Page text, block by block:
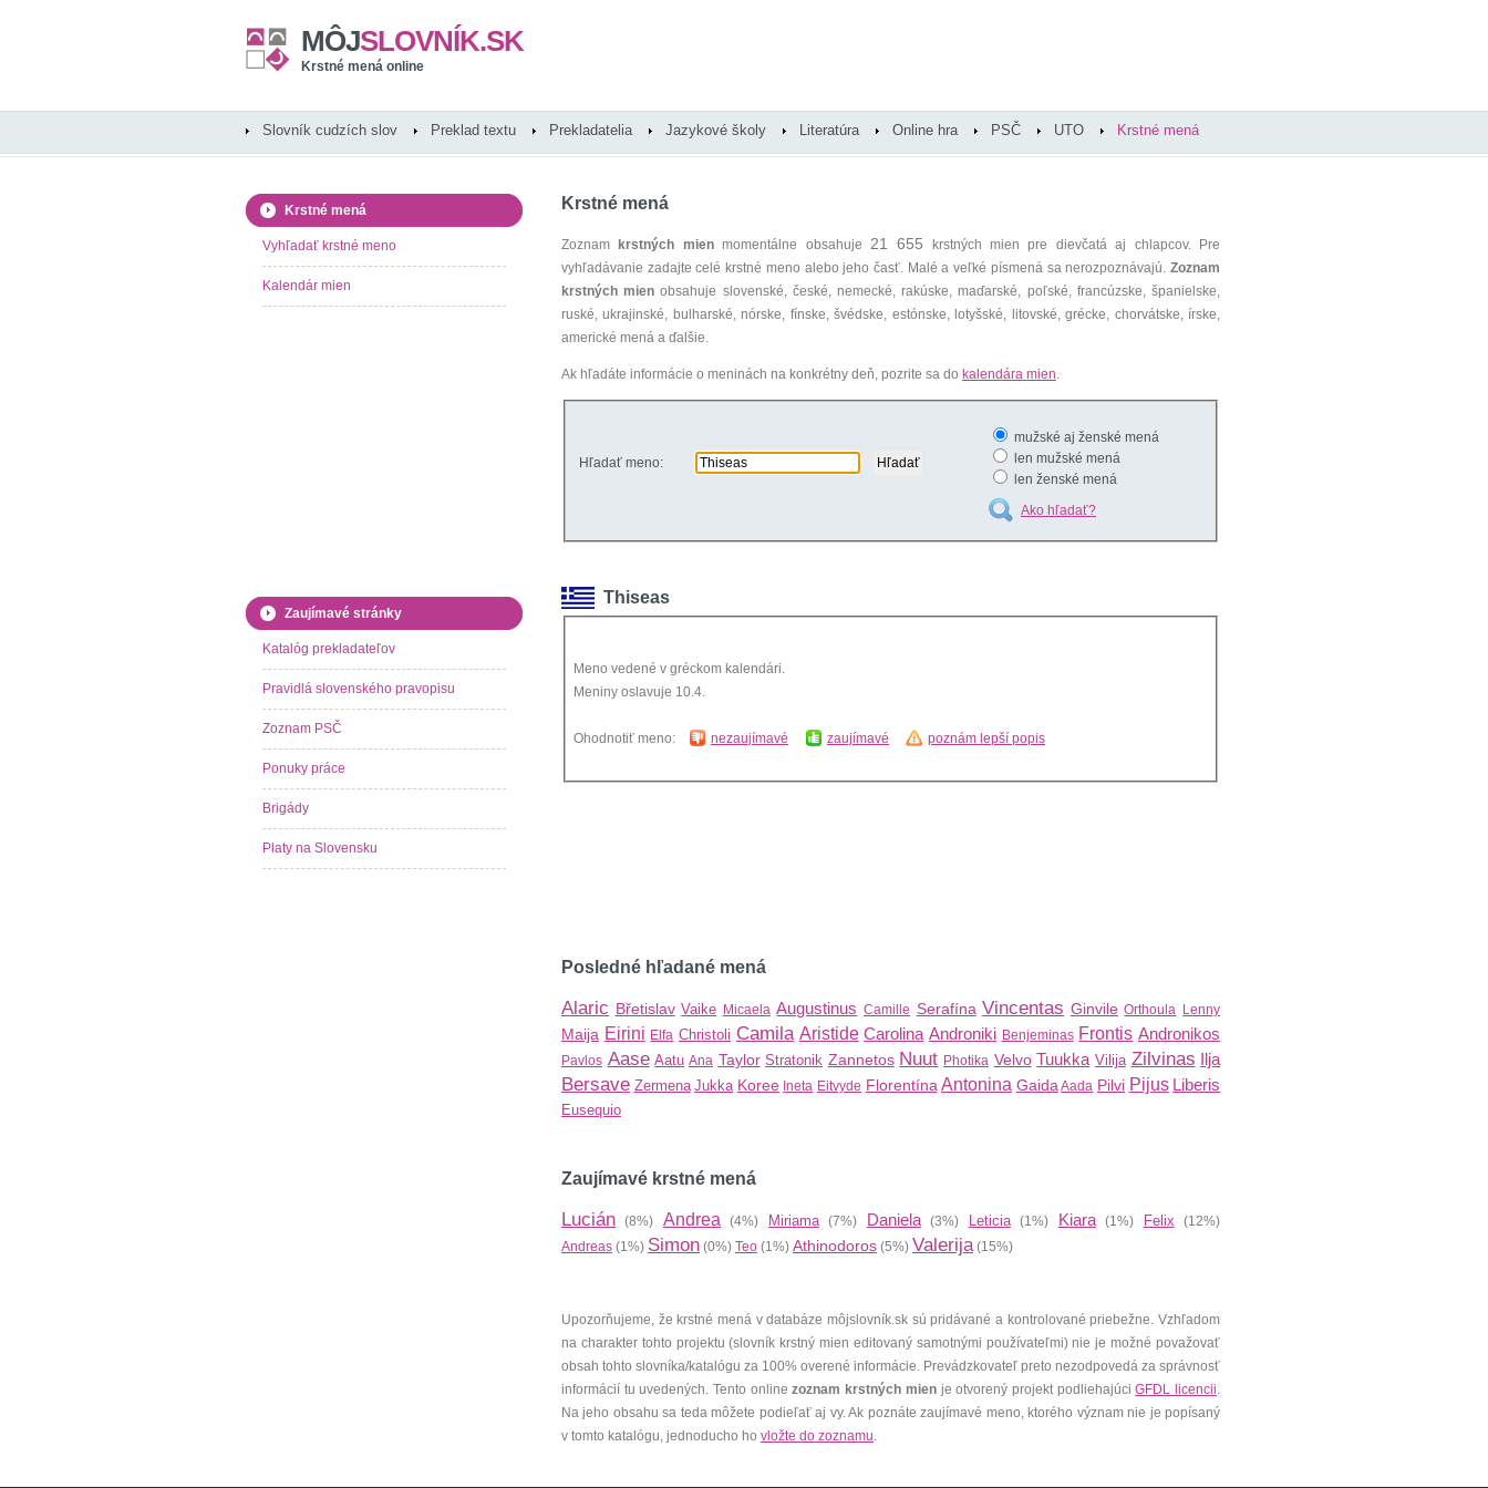
MÔJSLOVNÍK.SK
Krstné mená online
Slovník cudzích slov Preklad textu Prekladatelia Jazykové školy Literatúra Online hra PSČ UTO Krstné mená
Krstné mená
Zoznam krstných mienmomentálne obsahuje 21 655 krstných mien pre dievčatá aj chlapcov. Pre
vyhľadávanie zadajte celé krstné meno alebo jeho časť. Malé a veľké písmená sa nerozpoznávajú. Zoznam
krstných mien obsahuje slovenské, české, nemecké, rakúske, maďarské, poľské, francúzske, španielske,
ruské, ukrajinské, bulharské, nórske, fínske, švédske, estónske, lotyšské, litovské, grécke, chorvátske, írske,
americké mená a ďalšie.
Ak hľadáte informácie o meninách na konkrétny deň, pozrite sa do kalendára mien.
Hľadať meno:
mužské aj ženské mená
len mužské mená
len ženské mená
Ako hľadať?
Thiseas
Meno vedené v gréckom kalendári.
Meniny oslavuje 10.4.
Ohodnotiť meno: nezaujímavé zaujímavé poznám lepší popis
Posledné hľadané mená
Alaric Břetislav Vaike Micaela Augustinus Camille Serafína Vincentas Ginvile Orthoula Lenny
Maija Eirini Elfa Christoli Camila Aristide Carolina Androniki Benjeminas Frontis Andronikos
Pavlos Aase Aatu Ana Taylor Stratonik Zannetos Nuut Photika Velvo Tuukka Vilija Zilvinas Ilja
Bersave Zermena Jukka Koree Ineta Eitvyde Florentína Antonina Gaida Aada Pilvi Pijus Liberis
Eusequio
Zaujímavé krstné mená
Lucián (8%) Andrea(4%) Miriama(7%) Daniela(3%) Leticia(1%) Kiara(1%) Felix (12%)
Andreas (1%) Simon (0%) Teo (1%) Athinodoros (5%) Valerija(15%)
Upozorňujeme, že krstné mená v databáze môjslovník.sk sú pridávané a kontrolované priebežne. Vzhľadom
na charakter tohto projektu (slovník krstný mien editovaný samotnými používateľmi) nie je možné považovať
obsah tohto slovníka/katalógu za 100% overené informácie. Prevádzkovateľ preto nezodpovedá za správnosť
informácií tu uvedených. Tento onlinezoznam krstných mienje otvorený projekt podliehajúciGFDL licencii.
Na jeho obsahu sa teda môžete podieľať aj vy. Ak poznáte zaujímavé meno, ktorého význam nie je popísaný
v tomto katalógu, jednoducho ho vložte do zoznamu.
Krstné mená
Vyhľadať krstné meno
Kalendár mien
Zaujímavé stránky
Katalóg prekladateľov
Pravidlá slovenského pravopisu
Zoznam PSČ
Ponuky práce
Brigády
Platy na Slovensku